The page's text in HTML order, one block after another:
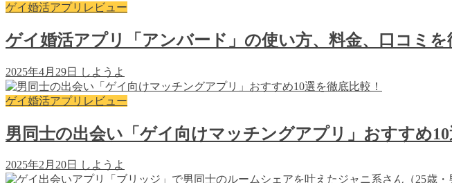
ゲイ婚活アプリレビュー
ゲイ婚活アプリ「アンバード」の使い方、料金、口コミを
2025年4月29日 しようよ
ゲイ婚活アプリレビュー
男同士の出会い「ゲイ向けマッチングアプリ」おすすめ10
2025年2月20日 しようよ